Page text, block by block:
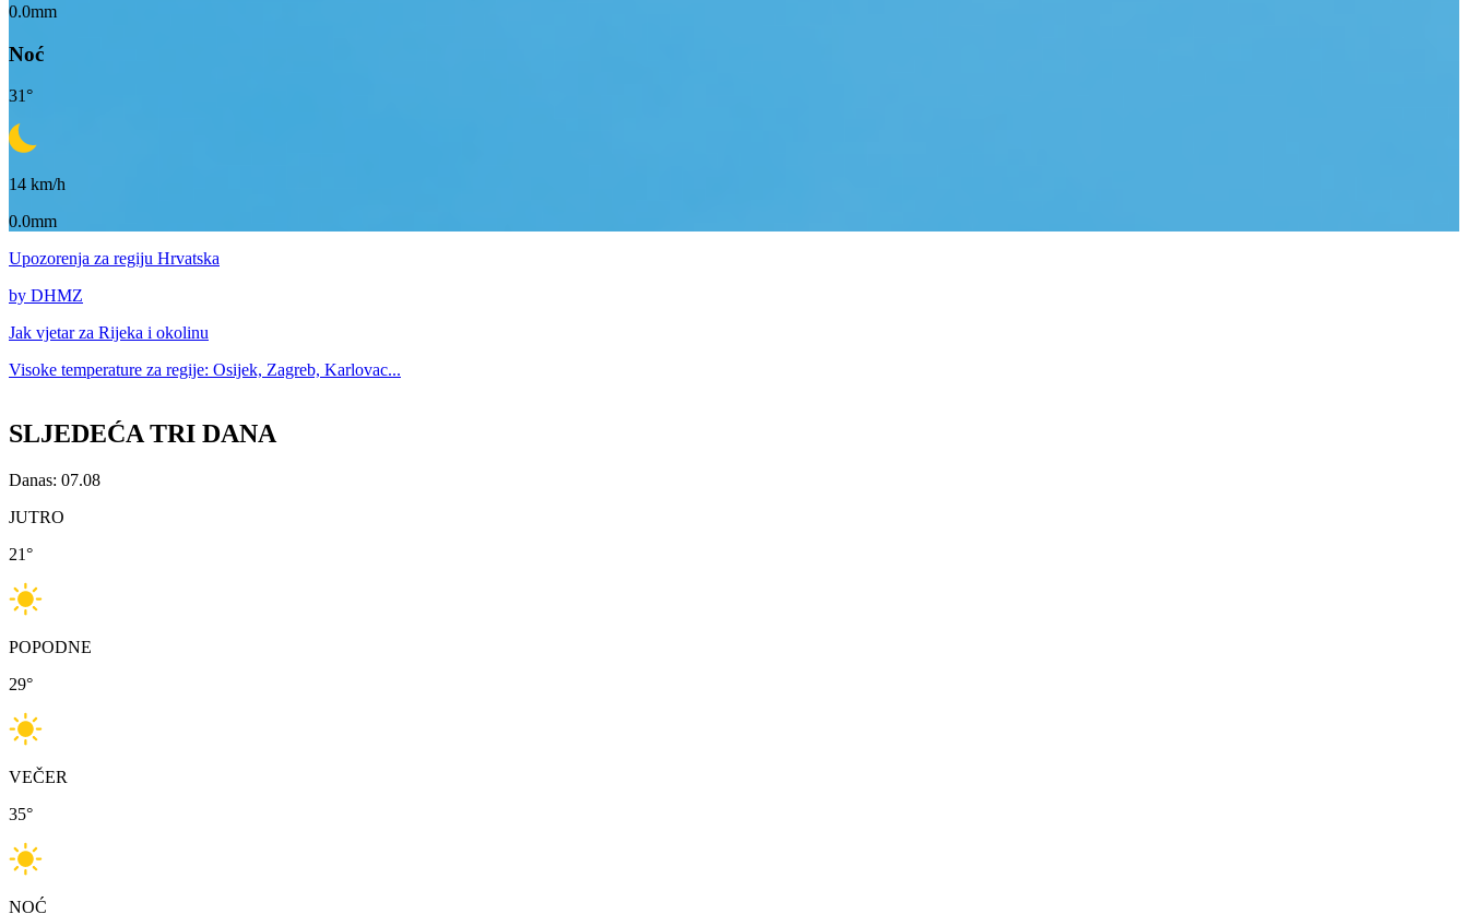
0.0mm
Noć
31°
14 km/h
0.0mm
Upozorenja za regiju Hrvatska
by DHMZ
Jak vjetar za Rijeka i okolinu
Visoke temperature za regije: Osijek, Zagreb, Karlovac...
SLJEDEĆA TRI DANA
Danas: 07.08
JUTRO
21°
POPODNE
29°
VEČER
35°
NOĆ